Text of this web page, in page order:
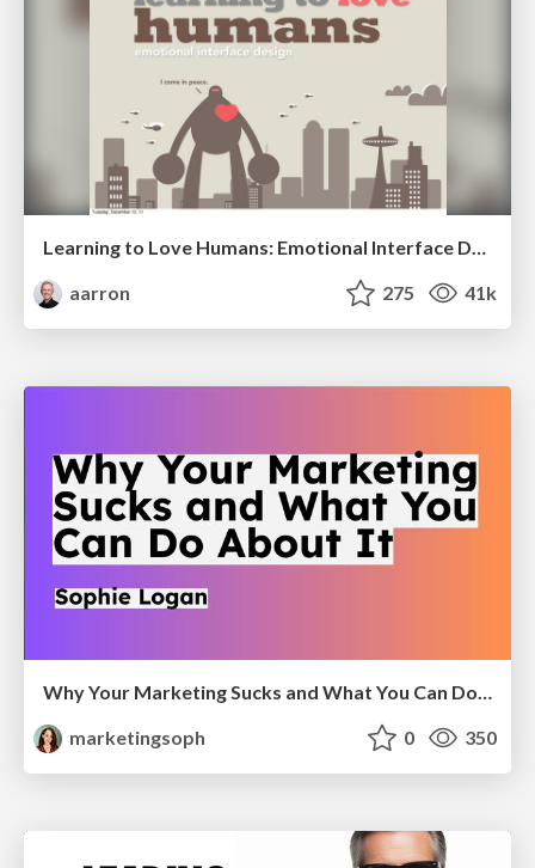
Learning to Love Humans: Emotional Interface Design
aarron
275 41k
Why Your Marketing Sucks and What You Can Do About It - Sophie Logan
marketingsoph
0 350